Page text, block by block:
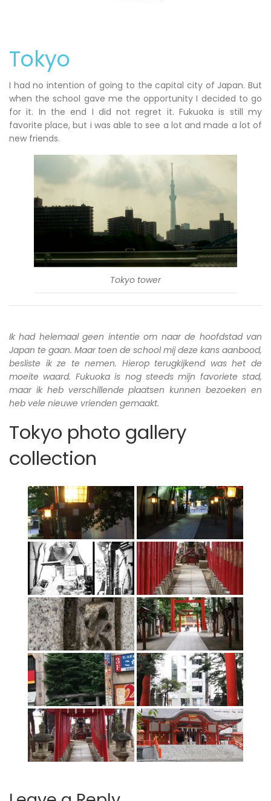
Tokyo
I had no intention of going to the capital city of Japan. But
when the school gave me the opportunity I decided to go
for it. In the end I did not regret it. Fukuoka is still my
favorite place, but i was able to see a lot and made a lot of
new friends.
Tokyo tower
Ik had helemaal geen intentie om naar de hoofdstad van
Japan te gaan. Maar toen de school mij deze kans aanbood,
besliste ik ze te nemen. Hierop terugkijkend was het de
moeite waard. Fukuoka is nog steeds mijn favoriete stad,
maar ik heb verschillende plaatsen kunnen bezoeken en
heb vele nieuwe vrienden gemaakt.
Tokyo photo gallery
collection